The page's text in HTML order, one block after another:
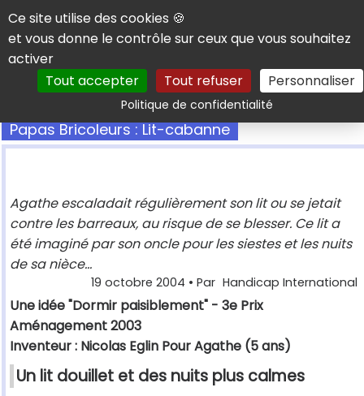
Panneau de gestion des cookies
Ce site utilise des cookies 🍪
et vous donne le contrôle sur ceux que vous souhaitez
activer
Tout accepter
Tout refuser Personnaliser
Politique de confidentialitéRechercher
Papas Bricoleurs : Lit-cabanne
Agathe escaladait régulièrement son lit ou se jetait
contre les barreaux, au risque de se blesser. Ce lit a
été imaginé par son oncle pour les siestes et les nuits
de sa nièce...
19 octobre 2004 • Par Handicap International
Une idée "Dormir paisiblement" - 3e Prix
Aménagement 2003
Inventeur : Nicolas Eglin Pour Agathe (5 ans)
Un lit douillet et des nuits plus calmes